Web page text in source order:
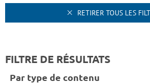
RETIRER TOUS LES
FILTRE DE RÉSULTATS
Par type de contenu